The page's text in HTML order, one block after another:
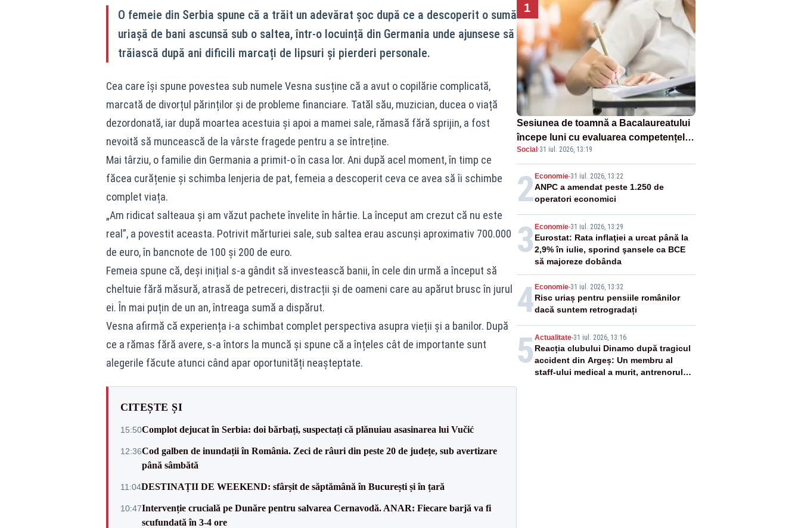
O femeie din Serbia spune că a trăit un adevărat șoc după ce a descoperit o sumă
uriașă de bani ascunsă sub o saltea, într-o locuință din Germania unde ajunsese să
trăiască după ani dificili marcați de lipsuri și pierderi personale.
Cea care își spune povestea sub numele Vesna susține că a avut o copilărie complicată,
marcată de divorțul părinților și de probleme financiare. Tatăl său, muzician, ducea o viață
dezordonată, iar după moartea acestuia și apoi a mamei sale, rămasă fără sprijin, a fost
nevoită să muncească de la vârste fragede pentru a se întreține.
Mai târziu, o familie din Germania a primit-o în casa lor. Ani după acel moment, în timp ce
făcea curățenie și schimba lenjeria de pat, femeia a descoperit ceva ce avea să îi schimbe
complet viața.
„Am ridicat salteaua și am văzut pachete învelite în hârtie. La început am crezut că nu este
real”, a povestit aceasta. Potrivit mărturiei sale, sub saltea erau ascunși aproximativ 700.000
de euro, în bancnote de 100 și 200 de euro.
Femeia spune că, deși inițial s-a gândit să investească banii, în cele din urmă a început să
cheltuie fără măsură, atrasă de petreceri, distracții și de oameni care au apărut brusc în jurul
ei. În mai puțin de un an, întreaga sumă a dispărut.
Vesna afirmă că experiența i-a schimbat complet perspectiva asupra vieții și a banilor. După
ce a rămas fără avere, s-a întors la muncă și spune că a înțeles cât de importante sunt
alegerile făcute atunci când apar oportunități neașteptate.
CITEȘTE ȘI
15:50Complot dejucat în Serbia: doi bărbați, suspectați că plănuiau asasinarea lui Vučić
12:36Cod galben de inundații în România. Zeci de râuri din peste 20 de județe, sub avertizare
până sâmbătă
11:04DESTINAȚII DE WEEKEND: sfârșit de săptămână în București și în țară
10:47Intervenție crucială pe Dunăre pentru salvarea Cernavodă. ANAR: Fiecare barjă va fi
scufundată în 3-4 ore
1
Sesiunea de toamnă a Bacalaureatului
începe luni cu evaluarea competențelor
orale la Limba română
Social ·31 iul. 2026, 13:19
2 Economie-31 iul. 2026, 13:22
ANPC a amendat peste 1.250 de
operatori economici
3 Economie-31 iul. 2026, 13:29
Eurostat: Rata inflaţiei a urcat până la
2,9% în iulie, sporind şansele ca BCE
să majoreze dobânda
4 Economie-31 iul. 2026, 13:32
Risc uriaș pentru pensiile românilor
dacă suntem retrogradați
5 Actualitate-31 iul. 2026, 13:16
Reacția clubului Dinamo după tragicul
accident din Argeș: Un membru al
staff-ului medical a murit, antrenorul